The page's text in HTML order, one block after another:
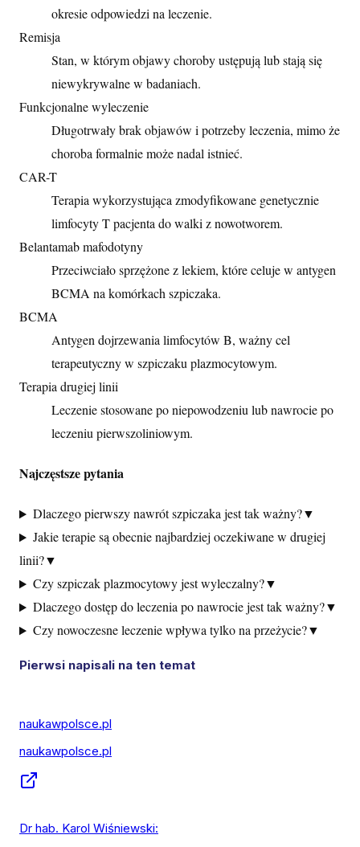
okresie odpowiedzi na leczenie.
Remisja
Stan, w którym objawy choroby ustępują lub stają się
niewykrywalne w badaniach.
Funkcjonalne wyleczenie
Długotrwały brak objawów i potrzeby leczenia, mimo że
choroba formalnie może nadal istnieć.
CAR-T
Terapia wykorzystująca zmodyfikowane genetycznie
limfocyty T pacjenta do walki z nowotworem.
Belantamab mafodotyny
Przeciwciało sprzężone z lekiem, które celuje w antygen
BCMA na komórkach szpiczaka.
BCMA
Antygen dojrzewania limfocytów B, ważny cel
terapeutyczny w szpiczaku plazmocytowym.
Terapia drugiej linii
Leczenie stosowane po niepowodzeniu lub nawrocie po
leczeniu pierwszoliniowym.
Najczęstsze pytania
Dlaczego pierwszy nawrót szpiczaka jest tak ważny?▼
Jakie terapie są obecnie najbardziej oczekiwane w drugiej
linii?▼
Czy szpiczak plazmocytowy jest wyleczalny?▼
Dlaczego dostęp do leczenia po nawrocie jest tak ważny?▼
Czy nowoczesne leczenie wpływa tylko na przeżycie?▼
Pierwsi napisali na ten temat
naukawpolsce.pl
naukawpolsce.pl
Dr hab. Karol Wiśniewski: